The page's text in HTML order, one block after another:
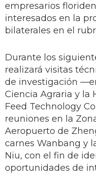
empresarios
interesados en la
bilaterales en el
Durante los
realizará visitas
de investigación
Ciencia Agraria y la
Feed Technology
reuniones en la
Aeropuerto de
carnes Wanbang y
Niu, con el fin de
oportunidades de